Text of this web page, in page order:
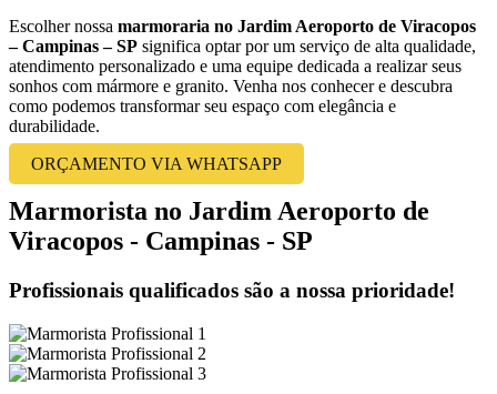
Escolher nossa marmoraria no Jardim Aeroporto de Viracopos
– Campinas – SP significa optar por um serviço de alta qualidade,
atendimento personalizado e uma equipe dedicada a realizar seus
sonhos com mármore e granito. Venha nos conhecer e descubra
como podemos transformar seu espaço com elegância e
durabilidade.
ORÇAMENTO VIA WHATSAPP
Marmorista no Jardim Aeroporto de
Viracopos - Campinas - SP
Profissionais qualificados são a nossa prioridade!